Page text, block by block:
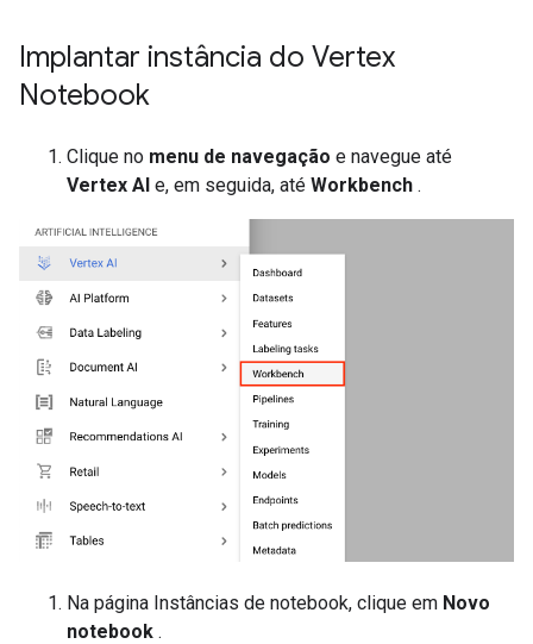
Implantar instância do Vertex
Notebook
Clique no menu de navegação e navegue até
Vertex AI e, em seguida, até Workbench .
Na página Instâncias de notebook, clique em Novo
notebook .